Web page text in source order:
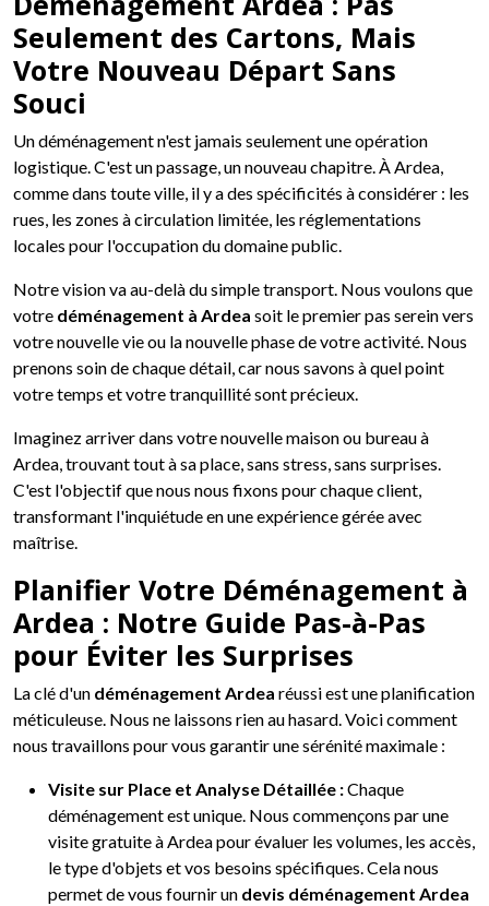
Seulement des Cartons, Mais
Votre Nouveau Départ Sans
Souci
Un déménagement n'est jamais seulement une opération
logistique. C'est un passage, un nouveau chapitre. À Ardea,
comme dans toute ville, il y a des spécificités à considérer : les
rues, les zones à circulation limitée, les réglementations
locales pour l'occupation du domaine public.
Notre vision va au-delà du simple transport. Nous voulons que
votre déménagement à Ardea soit le premier pas serein vers
votre nouvelle vie ou la nouvelle phase de votre activité. Nous
prenons soin de chaque détail, car nous savons à quel point
votre temps et votre tranquillité sont précieux.
Imaginez arriver dans votre nouvelle maison ou bureau à
Ardea, trouvant tout à sa place, sans stress, sans surprises.
C'est l'objectif que nous nous fixons pour chaque client,
transformant l'inquiétude en une expérience gérée avec
maîtrise.
Planifier Votre Déménagement à
Ardea : Notre Guide Pas-à-Pas
pour Éviter les Surprises
La clé d'un déménagement Ardea réussi est une planification
méticuleuse. Nous ne laissons rien au hasard. Voici comment
nous travaillons pour vous garantir une sérénité maximale :
Visite sur Place et Analyse Détaillée :Chaque
déménagement est unique. Nous commençons par une
visite gratuite à Ardea pour évaluer les volumes, les accès,
le type d'objets et vos besoins spécifiques. Cela nous
permet de vous fournir un devis déménagement Ardea